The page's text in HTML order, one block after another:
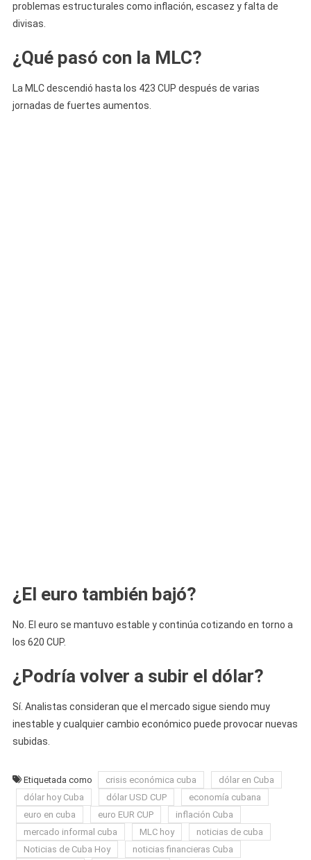
problemas estructurales como inflación, escasez y falta de
divisas.
¿Qué pasó con la MLC?
La MLC descendió hasta los 423 CUP después de varias
jornadas de fuertes aumentos.
¿El euro también bajó?
No. El euro se mantuvo estable y continúa cotizando en torno a
los 620 CUP.
¿Podría volver a subir el dólar?
Sí. Analistas consideran que el mercado sigue siendo muy
inestable y cualquier cambio económico puede provocar nuevas
subidas.
Etiquetada como crisis económica cuba
dólar en Cuba
dólar hoy Cuba
dólar USD CUP
economía cubana
euro en cuba
euro EUR CUP
inflación Cuba
mercado informal cuba
MLC hoy
noticias de cuba
Noticias de Cuba Hoy
noticias financieras Cuba